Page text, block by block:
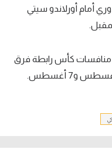
أمام أورلاندو سيتي
3 مباريات ضمن منافسات كأس رابطة فرق